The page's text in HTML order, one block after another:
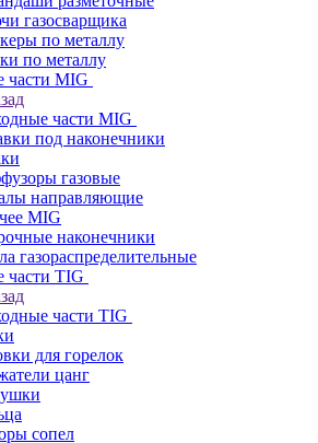
газосварщика
по металлу
по металлу
части MIG
части MIG
под наконечники
газовые
направляющие
MIG
наконечники
газораспределительные
части TIG
части TIG
для горелок
цанг
сопел